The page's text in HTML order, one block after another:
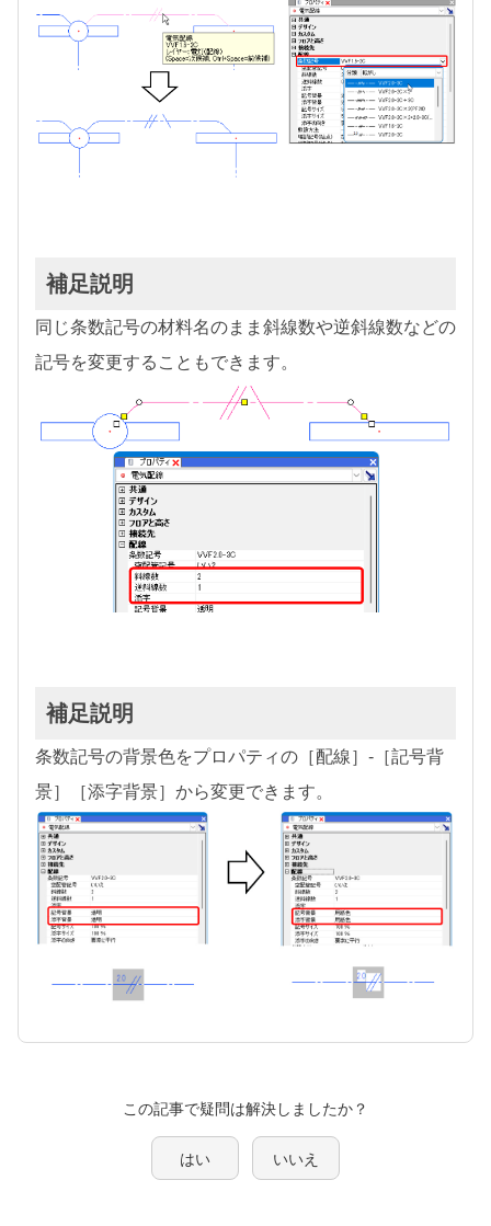
補足説明
同じ条数記号の材料名のまま斜線数や逆斜線数などの
記号を変更することもできます。
補足説明
条数記号の背景色をプロパティの［配線］-［記号背
景］［添字背景］から変更できます。
この記事で疑問は解決しましたか？
はい いいえ